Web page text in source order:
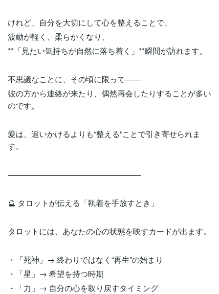
けれど、自分を大切にして心を整えることで、
波動が軽く、柔らかくなり、
**「見たい気持ちが自然に落ち着く」**瞬間が訪れます。
不思議なことに、その頃に限って——
彼の方から連絡が来たり、偶然再会したりすることが多い
のです。
愛は、追いかけるよりも“整える”ことで引き寄せられま
す。
―――――――――――――――――
🔮 タロットが伝える「執着を手放すとき」
タロットには、あなたの心の状態を映すカードが出ます。
・「死神」→ 終わりではなく“再生”の始まり
・「星」→ 希望を持つ時期
・「力」→ 自分の心を取り戻すタイミング